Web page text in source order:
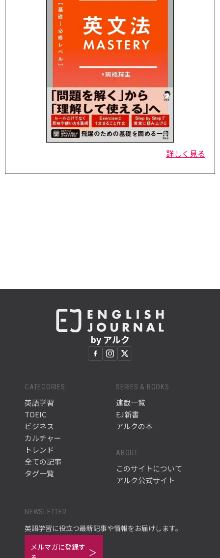
詳しく見る
by アルク
CATEGORIES
英語学習
TOEIC
ビジネス
カルチャー
トレンド
全ての記事
タグ一覧
SERIES & BOOKS
連載一覧
EJ新書
アルクの本
ABOUT
このサイトについて
アルク公式サイト
NEWSLETTER
英語学習に役立つ最新記事や情報をお届けします。
メルマガに登録す